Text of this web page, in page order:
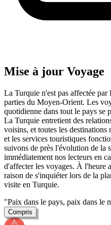
Mise à jour Voyage
La Turquie n'est pas affectée par
parties du Moyen-Orient. Les
quotidienne dans tout le pays se
La Turquie entretient des
voisins, et toutes les destinations
et les services touristiques
suivons de près l'évolution de la
immédiatement nos lecteurs en
d'affecter les voyages. À l'heure
raison de s'inquiéter lors de la
visite en Turquie.
"Paix dans le pays, paix dans le
Compris